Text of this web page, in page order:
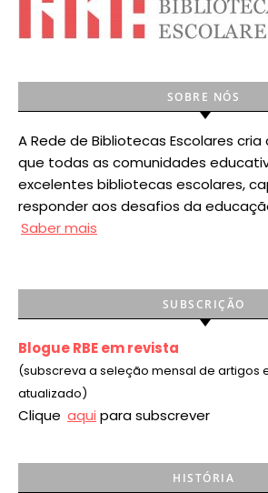
SOBRE NÓS
A Rede de Bibliotecas Escolares
que todas as comunidades
excelentes bibliotecas escolares,
responder aos desafios da
Saber mais
SUBSCRIÇÃO
Blogue RBE em revista
(subscreva a seleção mensal de artigos
atualizado)
Clique aqui para subscrever
HISTÓRIA